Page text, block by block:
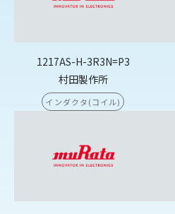
1217AS-H-3R3N=P3
村田製作所
インダクタ(コイル)